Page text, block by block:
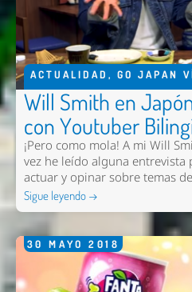
ACTUALIDAD , GO JAPAN
Will Smith en
con Youtuber
¡Pero como mola! A mi Will
vez he leído alguna entrevista
actuar y opinar sobre temas
Sigue leyendo →
30 MAYO 2018